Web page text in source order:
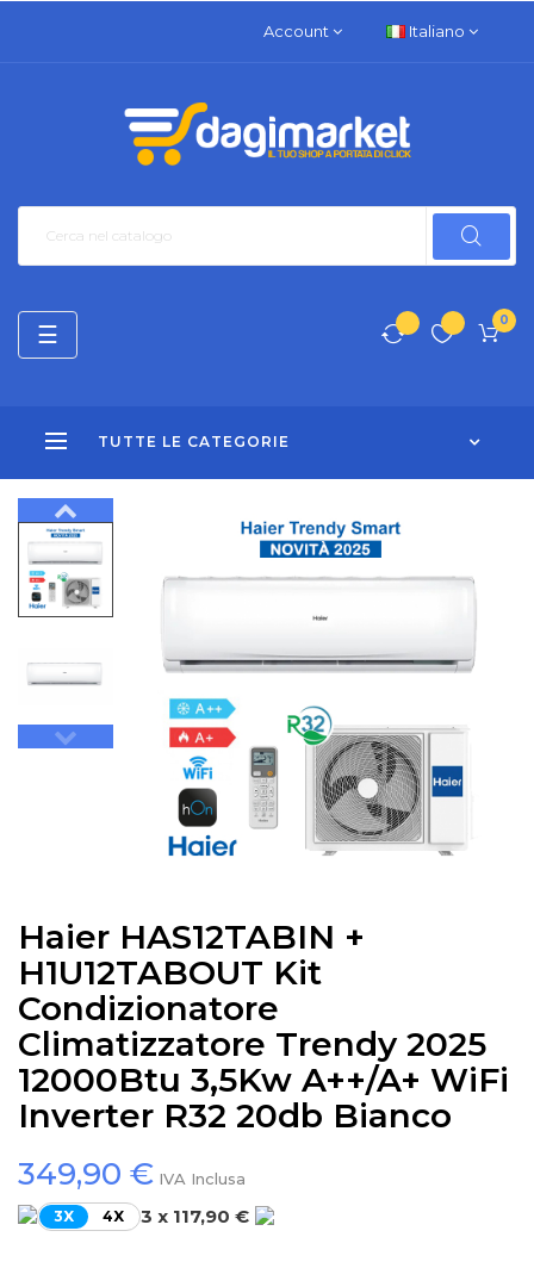
Account Italiano
0
TUTTE LE CATEGORIE
navigazione
Toggle
☰
Haier HAS12TABIN +
H1U12TABOUT Kit
Condizionatore
Climatizzatore Trendy 2025
12000Btu 3,5Kw A++/A+ WiFi
Inverter R32 20db Bianco
349,90 € IVA Inclusa
3X 4X 3 x 117,90 €